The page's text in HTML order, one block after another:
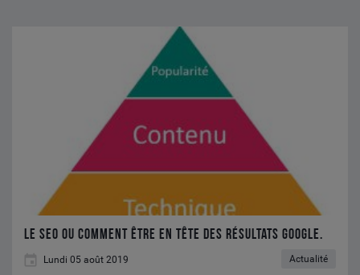
Le SEO ou comment être en tête des résultats GOOGLE.
Lundi 05 août 2019 Actualité
GOOGLE.